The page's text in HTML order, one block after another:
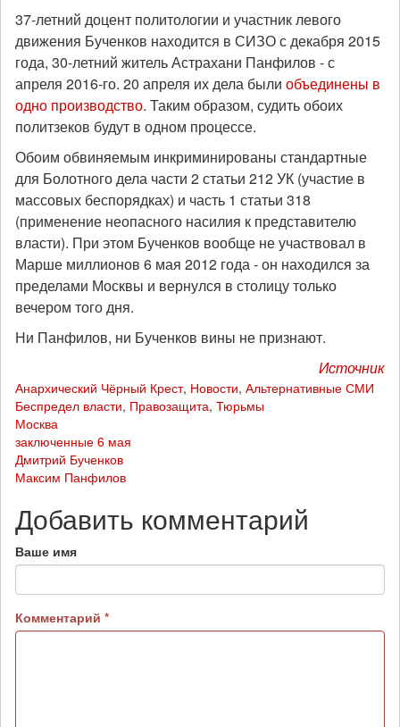
37-летний доцент политологии и участник левого
движения Бученков находится в СИЗО с декабря 2015
года, 30-летний житель Астрахани Панфилов - с
апреля 2016-го. 20 апреля их дела были объединены в
одно производство. Таким образом, судить обоих
политзеков будут в одном процессе.
Обоим обвиняемым инкриминированы стандартные
для Болотного дела части 2 статьи 212 УК (участие в
массовых беспорядках) и часть 1 статьи 318
(применение неопасного насилия к представителю
власти). При этом Бученков вообще не участвовал в
Марше миллионов 6 мая 2012 года - он находился за
пределами Москвы и вернулся в столицу только
вечером того дня.
Ни Панфилов, ни Бученков вины не признают.
Источник
Анархический Чёрный Крест, Новости, Альтернативные СМИ
Беспредел власти, Правозащита, Тюрьмы
Москва
заключенные 6 мая
Дмитрий Бученков
Максим Панфилов
Добавить комментарий
Ваше имя
Комментарий *